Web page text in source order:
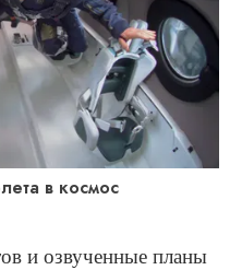
в космос
и озвученные планы